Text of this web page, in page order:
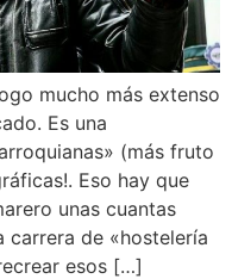
mucho más extenso
Es una
(más fruto
Eso hay que
unas cuantas
carrera de «hostelería
esos […]